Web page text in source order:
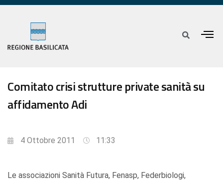
Comitato crisi strutture private sanità su
affidamento Adi
4 Ottobre 2011 11:33
Le associazioni Sanità Futura, Fenasp, Federbiologi,